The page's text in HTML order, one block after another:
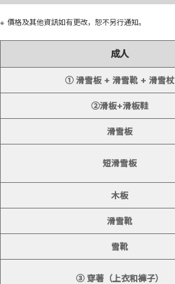
價格及其他資訊如有更改，恕不另行通知。
成人
① 滑雪板 + 滑雪靴 + 滑雪杖
②滑板+滑板鞋
滑雪板
短滑雪板
木板
滑雪靴
雪靴
③ 穿著（上衣和褲子）